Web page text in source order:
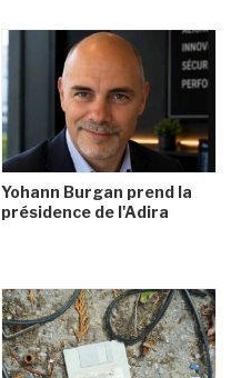
Yohann Burgan prend la
présidence de l'Adira